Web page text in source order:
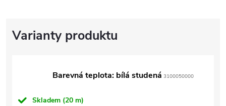
Barevná teplota: bílá studená 3100050000
Skladem (20 m)